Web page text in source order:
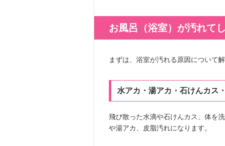
お風呂（浴室）が汚れて
まずは、浴室が汚れる原因について解
水アカ・湯アカ・石けんカス
飛び散った水滴や石けんカス、体を
や湯アカ、皮脂汚れになります。